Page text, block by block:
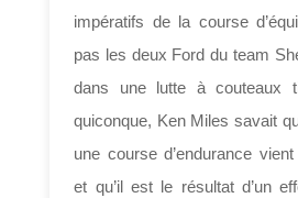
impératifs de la course
pas les deux Ford du team
dans une lutte à couteaux
quiconque, Ken Miles savait
une course d’endurance
et qu’il est le résultat d’un